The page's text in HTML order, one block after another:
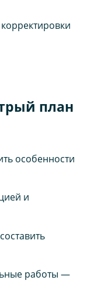
план
особенности
и
работы —